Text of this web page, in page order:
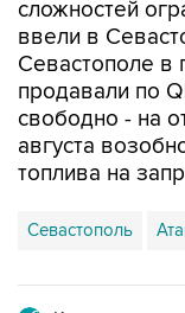
Севастополе в
продавали по
свободно - на
августа
топлива на
Севастополь